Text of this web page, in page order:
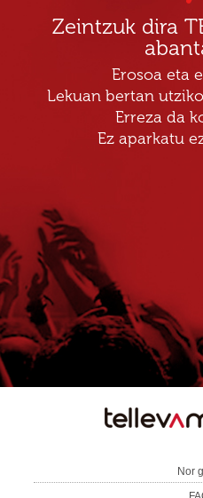
Zeintzuk dira
Erosoa eta
Lekuan bertan
Erreza da
Ez aparkatu
Nor